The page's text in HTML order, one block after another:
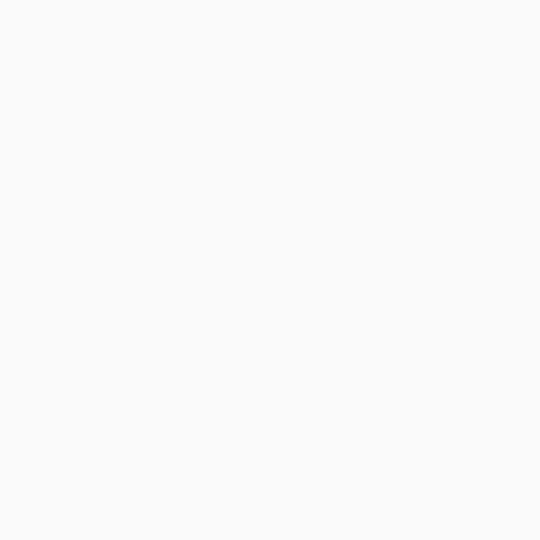
– Fusion World Rivals Clash FB06
Two Legends OPC08 Display Chinese
Origins 3 Booster Pack Tuckbox